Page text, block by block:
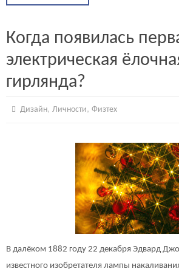
Когда появилась
электрическая
гирлянда?
Дизайн,Личности,Физтех
В далёком 1882 году 22 декабря Эдвард
известного изобретателя лампы